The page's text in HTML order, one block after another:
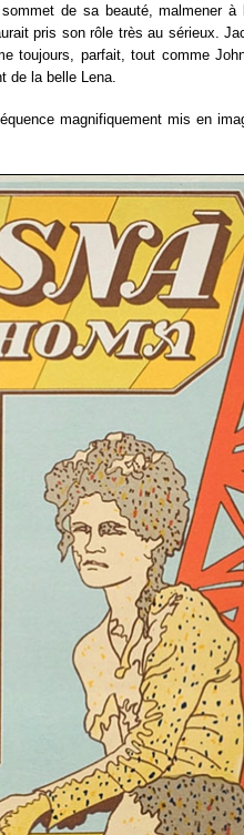
de sa beauté, malmener à
pris son rôle très au sérieux.
toujours, parfait, tout comme
de la belle Lena.
magnifiquement mis en